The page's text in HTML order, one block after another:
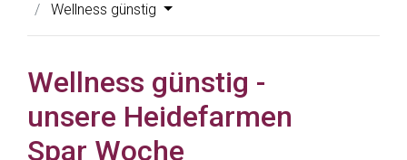
Wellness günstig
Wellness günstig -
unsere Heidefarmen
Spar Woche